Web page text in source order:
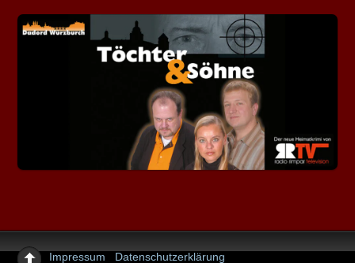
Impressum Datenschutzerklärung